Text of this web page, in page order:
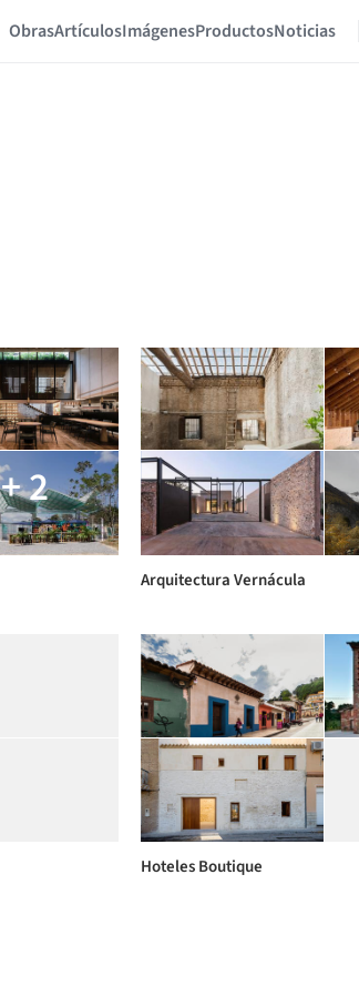
ObrasArtículosImágenesProductosNoticias
+ 2
Arquitectura Vernácula
Hoteles Boutique